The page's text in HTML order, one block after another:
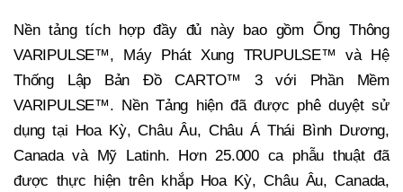
Nền tảng tích hợp đầy đủ này bao gồm Ống Thông
VARIPULSE™, Máy Phát Xung TRUPULSE™ và Hệ
Thống Lập Bản Đồ CARTO™ 3 với Phần Mềm
VARIPULSE™. Nền Tảng hiện đã được phê duyệt sử
dụng tại Hoa Kỳ, Châu Âu, Châu Á Thái Bình Dương,
Canada và Mỹ Latinh. Hơn 25.000 ca phẫu thuật đã
được thực hiện trên khắp Hoa Kỳ, Châu Âu, Canada,